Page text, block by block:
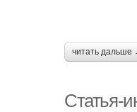
читать дальше
Статья-